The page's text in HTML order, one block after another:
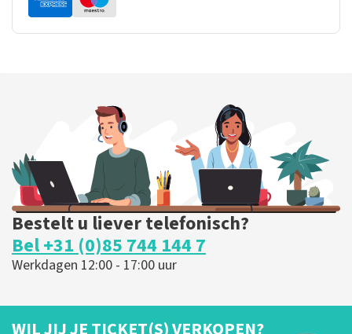
Bestelt u liever telefonisch?
Bel +31 (0)85 744 144 7
Werkdagen 12:00 - 17:00 uur